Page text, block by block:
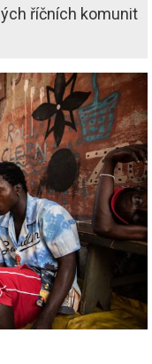
říčních komunit